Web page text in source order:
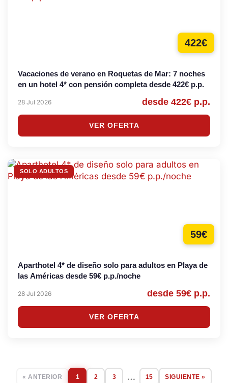
422€
Vacaciones de verano en Roquetas de Mar: 7 noches
en un hotel 4* con pensión completa desde 422€ p.p.
28 Jul 2026 desde 422€ p.p.
VER OFERTA
SOLO ADULTOS
59€
Aparthotel 4* de diseño solo para adultos en Playa de
las Américas desde 59€ p.p./noche
28 Jul 2026 desde 59€ p.p.
VER OFERTA
« ANTERIOR 1 2 3 … 15 SIGUIENTE »